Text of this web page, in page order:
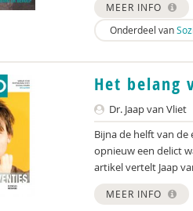
MEER INFO
Onderdeel van
Het belang
Dr. Jaap van Vliet
Bijna de helft van
opnieuw een delict
artikel vertelt Jaap
MEER INFO